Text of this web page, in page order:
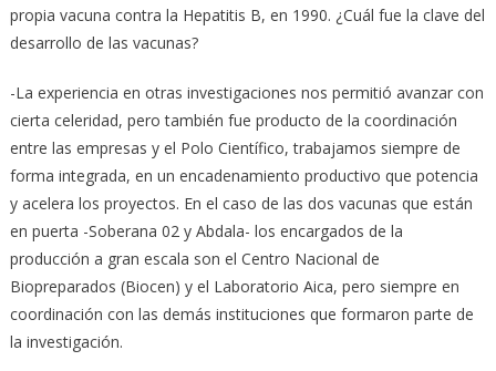
propia vacuna contra la Hepatitis B, en 1990. ¿Cuál fue la clave del
desarrollo de las vacunas?
-La experiencia en otras investigaciones nos permitió avanzar con
cierta celeridad, pero también fue producto de la coordinación
entre las empresas y el Polo Científico, trabajamos siempre de
forma integrada, en un encadenamiento productivo que potencia
y acelera los proyectos. En el caso de las dos vacunas que están
en puerta -Soberana 02 y Abdala- los encargados de la
producción a gran escala son el Centro Nacional de
Biopreparados (Biocen) y el Laboratorio Aica, pero siempre en
coordinación con las demás instituciones que formaron parte de
la investigación.